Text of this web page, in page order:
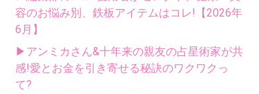
容のお悩み別、鉄板アイテムはコレ!【2026年
6月】
▶アンミカさん&十年来の親友の占星術家が共
感!愛とお金を引き寄せる秘訣のワクワクっ
て?